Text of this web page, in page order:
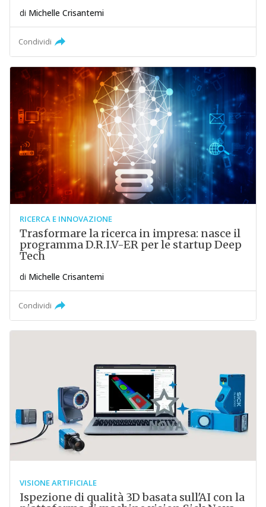
di Michelle Crisantemi
Condividi
RICERCA E INNOVAZIONE
Trasformare la ricerca in impresa: nasce il
programma D.R.I.V-ER per le startup Deep
Tech
di Michelle Crisantemi
Condividi
VISIONE ARTIFICIALE
Ispezione di qualità 3D basata sull'AI con la